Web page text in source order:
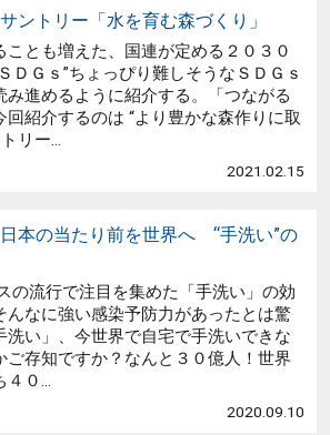
ントリー「水を育む森づくり」
ことも増えた、国連が定める２０３０
ＤＧｓ”ちょっぴり難しそうなＳＤＧｓ
み進めるように紹介する。「つながる
紹介するのは “より豊かな森作りに取
リー...
2021.02.15
日本の当たり前を世界へ “手洗い”の
の流行で注目を集めた「手洗い」の効
んなに強い感染予防力があったとは驚
洗い」、今世界で自宅で手洗いできな
ご存知ですか？なんと３０億人！世界
４０...
2020.09.10